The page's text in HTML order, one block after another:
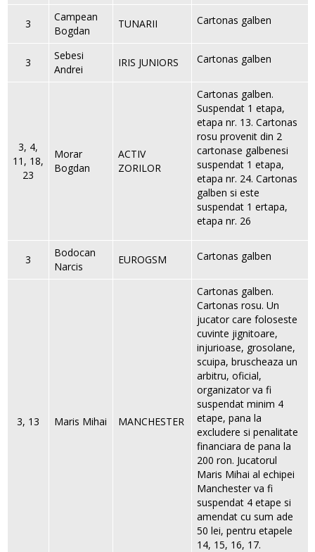
3
Campean
Bogdan
TUNARII Cartonas galben
3
Sebesi
Andrei
IRIS JUNIORS Cartonas galben
3, 4,
11, 18,
23
Morar
Bogdan
ACTIV
ZORILOR
Cartonas galben.
Suspendat 1 etapa,
etapa nr. 13. Cartonas
rosu provenit din 2
cartonase galbenesi
suspendat 1 etapa,
etapa nr. 24. Cartonas
galben si este
suspendat 1 ertapa,
etapa nr. 26
3
Bodocan
Narcis
EUROGSM Cartonas galben
3, 13 Maris Mihai MANCHESTER
Cartonas galben.
Cartonas rosu. Un
jucator care foloseste
cuvinte jignitoare,
injurioase, grosolane,
scuipa, bruscheaza un
arbitru, oficial,
organizator va fi
suspendat minim 4
etape, pana la
excludere si penalitate
financiara de pana la
200 ron. Jucatorul
Maris Mihai al echipei
Manchester va fi
suspendat 4 etape si
amendat cu sum ade
50 lei, pentru etapele
14, 15, 16, 17.